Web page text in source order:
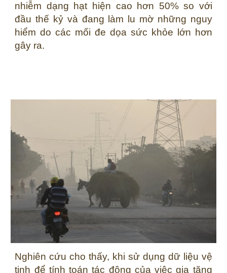
nhiễm dạng hạt hiện cao hơn 50% so với
đầu thế kỷ và đang làm lu mờ những nguy
hiểm do các mối đe dọa sức khỏe lớn hơn
gây ra.
Nghiên cứu cho thấy, khi sử dụng dữ liệu vệ
tinh để tính toán tác động của việc gia tăng